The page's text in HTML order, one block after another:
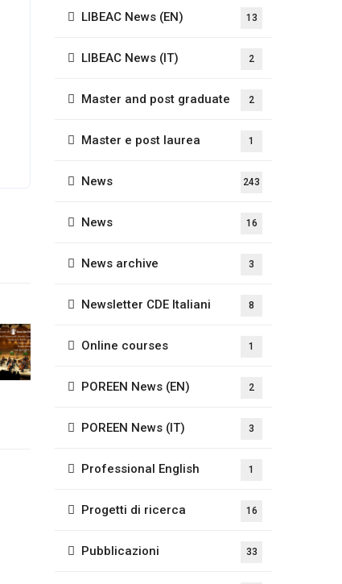
LIBEAC News (EN) 13
LIBEAC News (IT) 2
Master and post graduate 2
Master e post laurea 1
News 243
News 16
News archive 3
Newsletter CDE Italiani 8
Online courses 1
POREEN News (EN) 2
POREEN News (IT) 3
Professional English 1
Progetti di ricerca 16
Pubblicazioni 33